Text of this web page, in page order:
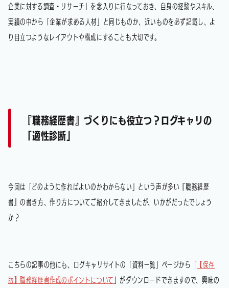
企業に対する調査・リサーチ」を念入りに行なっておき、自身の経験やスキル、
実績の中から「企業が求める人材」と同じものか、近いものを必ず記載し、よ
り目立つようなレイアウトや構成にすることも大切です。
『職務経歴書』づくりにも役立つ？ログキャリの
「適性診断」
今回は「どのように作ればよいのかわからない」という声が多い『職務経歴
書』の書き方、作り方についてご紹介してきましたが、いかがだったでしょう
か？
こちらの記事の他にも、ログキャリサイトの「資料一覧」ページから「
【保存
版】職務経歴書作成のポイントについて
」がダウンロードできますので、興味の